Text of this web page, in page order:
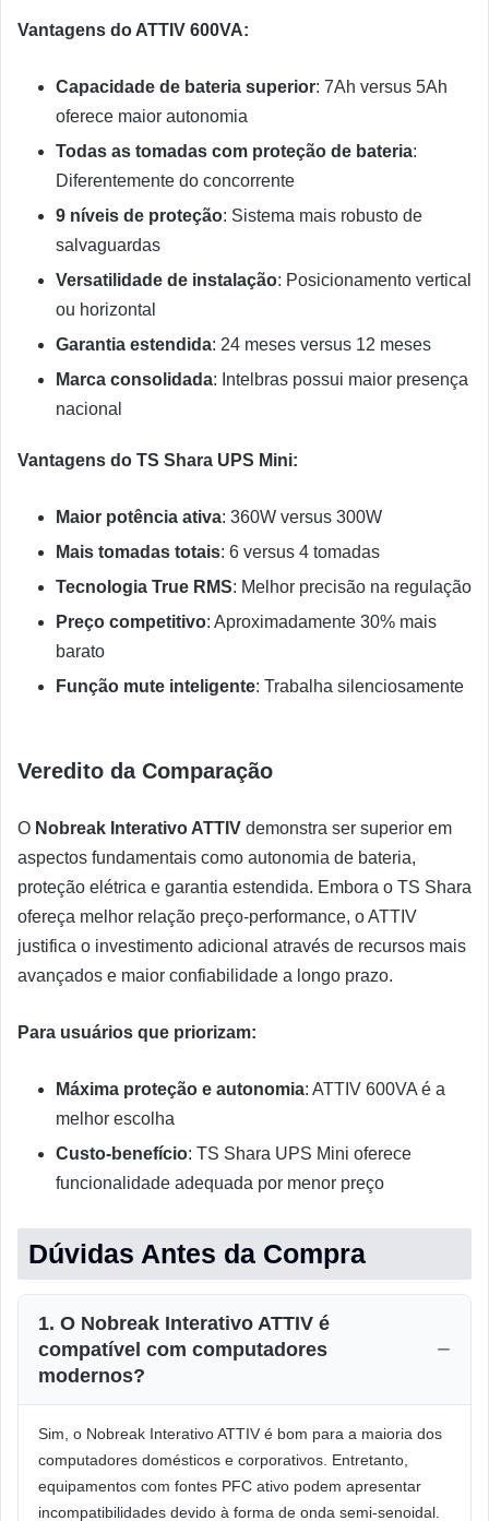
Vantagens do ATTIV 600VA:
Capacidade de bateria superior: 7Ah versus 5Ah
oferece maior autonomia
Todas as tomadas com proteção de bateria:
Diferentemente do concorrente
9 níveis de proteção: Sistema mais robusto de
salvaguardas
Versatilidade de instalação: Posicionamento vertical
ou horizontal
Garantia estendida: 24 meses versus 12 meses
Marca consolidada: Intelbras possui maior presença
nacional
Vantagens do TS Shara UPS Mini:
Maior potência ativa: 360W versus 300W
Mais tomadas totais: 6 versus 4 tomadas
Tecnologia True RMS: Melhor precisão na regulação
Preço competitivo: Aproximadamente 30% mais
barato
Função mute inteligente: Trabalha silenciosamente
Veredito da Comparação
O Nobreak Interativo ATTIV demonstra ser superior em
aspectos fundamentais como autonomia de bateria,
proteção elétrica e garantia estendida. Embora o TS Shara
ofereça melhor relação preço-performance, o ATTIV
justifica o investimento adicional através de recursos mais
avançados e maior confiabilidade a longo prazo.
Para usuários que priorizam:
Máxima proteção e autonomia: ATTIV 600VA é a
melhor escolha
Custo-benefício: TS Shara UPS Mini oferece
funcionalidade adequada por menor preço
Dúvidas Antes da Compra
1. O Nobreak Interativo ATTIV é
compatível com computadores
modernos?
Sim, o Nobreak Interativo ATTIV é bom para a maioria dos
computadores domésticos e corporativos. Entretanto,
equipamentos com fontes PFC ativo podem apresentar
incompatibilidades devido à forma de onda semi-senoidal.